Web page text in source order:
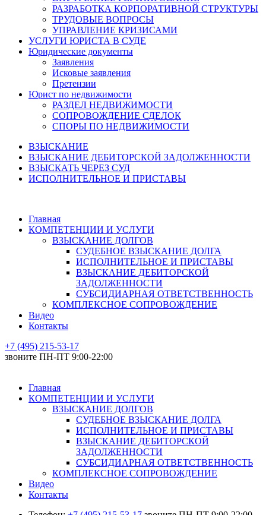
РАЗРАБОТКА КОРПОРАТИВНОЙ СТРУКТУРЫ
ТРУДОВЫЕ ВОПРОСЫ
УПРАВЛЕНИЕ КРИЗИСАМИ
УСЛУГИ ЮРИСТА В СУДЕ
Юридические документы
Заявления
Исковые заявления
Претензии
Юрист по недвижимости
РАЗДЕЛ НЕДВИЖИМОСТИ
СОПРОВОЖДЕНИЕ СДЕЛОК
СПОРЫ ПО НЕДВИЖИМОСТИ
ВЗЫСКАНИЕ
ВЗЫСКАНИЕ ДЕБИТОРСКОЙ ЗАДОЛЖЕННОСТИ
ВЗЫСКАТЬ ЧЕРЕЗ СУД
ИСПОЛНИТЕЛЬНОЕ И ПРИСТАВЫ
Главная
КОМПЕТЕНЦИИ И УСЛУГИ
ВЗЫСКАНИЕ ДОЛГОВ
СУДЕБНОЕ ВЗЫСКАНИЕ ДОЛГА
ИСПОЛНИТЕЛЬНОЕ И ПРИСТАВЫ
ВЗЫСКАНИЕ ДЕБИТОРСКОЙ
ЗАДОЛЖЕННОСТИ
СУБСИДИАРНАЯ ОТВЕТСТВЕННОСТЬ
КОМПЛЕКСНОЕ СОПРОВОЖДЕНИЕ
Видео
Контакты
+7 (495) 215-53-17
звоните ПН-ПТ 9:00-22:00
Главная
КОМПЕТЕНЦИИ И УСЛУГИ
ВЗЫСКАНИЕ ДОЛГОВ
СУДЕБНОЕ ВЗЫСКАНИЕ ДОЛГА
ИСПОЛНИТЕЛЬНОЕ И ПРИСТАВЫ
ВЗЫСКАНИЕ ДЕБИТОРСКОЙ
ЗАДОЛЖЕННОСТИ
СУБСИДИАРНАЯ ОТВЕТСТВЕННОСТЬ
КОМПЛЕКСНОЕ СОПРОВОЖДЕНИЕ
Видео
Контакты